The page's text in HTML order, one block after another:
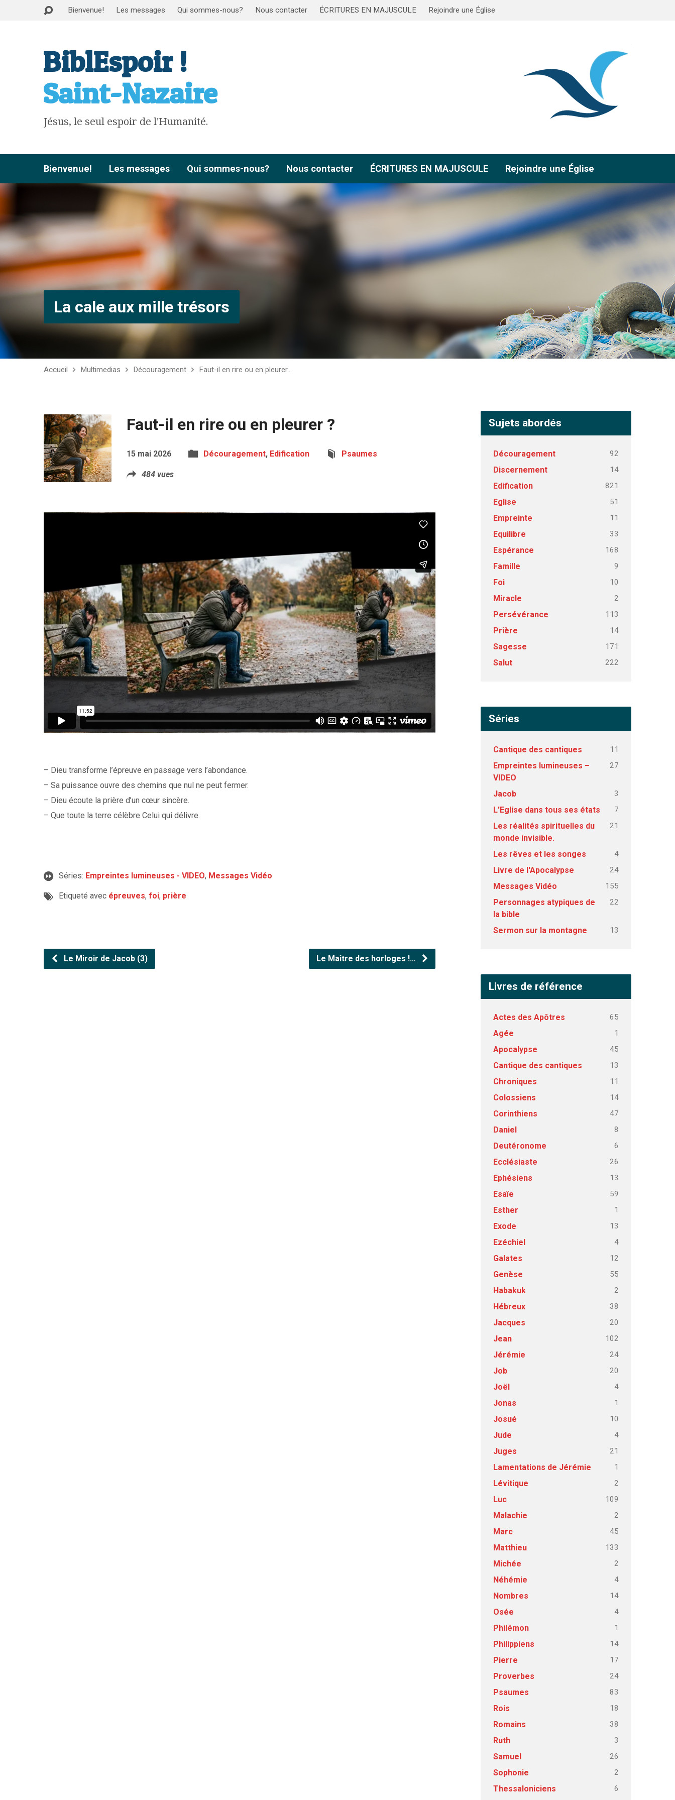
Bienvenue! Les messages Qui sommes-nous? Nous contacter ÉCRITURES EN MAJUSCULE Rejoindre une Église
BiblEspoir !
Saint-Nazaire
Jésus, le seul espoir de l'Humanité.
Bienvenue! Les messages Qui sommes-nous? Nous contacter ÉCRITURES EN MAJUSCULE Rejoindre une Église
La cale aux mille trésors
Accueil Multimedias Découragement Faut-il en rire ou en pleurer…
Faut-il en rire ou en pleurer ?
15 mai 2026 Découragement, Edification Psaumes
484 vues
– Dieu transforme l’épreuve en passage vers l’abondance.
– Sa puissance ouvre des chemins que nul ne peut fermer.
– Dieu écoute la prière d’un cœur sincère.
– Que toute la terre célèbre Celui qui délivre.
Séries: Empreintes lumineuses - VIDEO, Messages Vidéo
Etiqueté avec épreuves, foi, prière
Le Miroir de Jacob (3) Le Maître des horloges !…
Sujets abordés
Découragement 92
Discernement 14
Edification 821
Eglise 51
Empreinte 11
Equilibre 33
Espérance 168
Famille 9
Foi 10
Miracle 2
Persévérance 113
Prière 14
Sagesse 171
Salut 222
Séries
Cantique des cantiques 11
Empreintes lumineuses –
VIDEO
27
Jacob 3
L'Eglise dans tous ses états 7
Les réalités spirituelles du
monde invisible.
21
Les rêves et les songes 4
Livre de l'Apocalypse 24
Messages Vidéo 155
Personnages atypiques de
la bible
22
Sermon sur la montagne 13
Livres de référence
Actes des Apôtres 65
Agée 1
Apocalypse 45
Cantique des cantiques 13
Chroniques 11
Colossiens 14
Corinthiens 47
Daniel 8
Deutéronome 6
Ecclésiaste 26
Ephésiens 13
Esaïe 59
Esther 1
Exode 13
Ezéchiel 4
Galates 12
Genèse 55
Habakuk 2
Hébreux 38
Jacques 20
Jean 102
Jérémie 24
Job 20
Joël 4
Jonas 1
Josué 10
Jude 4
Juges 21
Lamentations de Jérémie 1
Lévitique 2
Luc 109
Malachie 2
Marc 45
Matthieu 133
Michée 2
Néhémie 4
Nombres 14
Osée 4
Philémon 1
Philippiens 14
Pierre 17
Proverbes 24
Psaumes 83
Rois 18
Romains 38
Ruth 3
Samuel 26
Sophonie 2
Thessaloniciens
6